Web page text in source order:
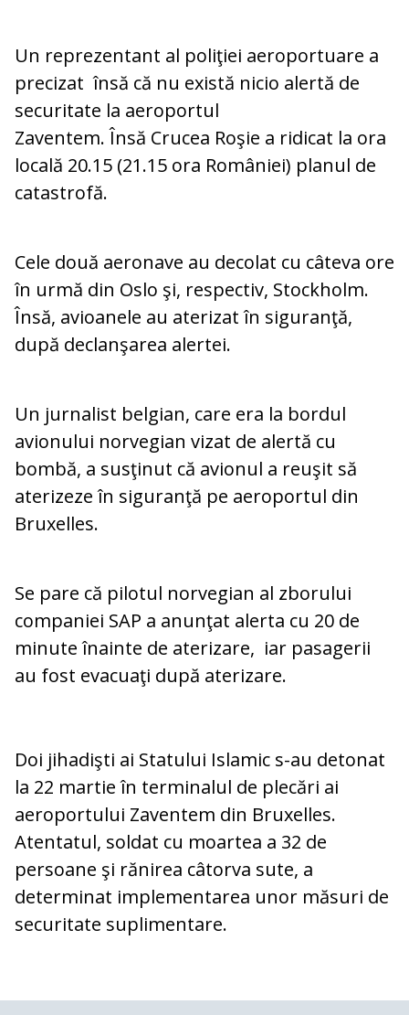
Un reprezentant al poliţiei aeroportuare a
precizat însă că nu există nicio alertă de
securitate la aeroportul
Zaventem. Însă Crucea Roşie a ridicat la ora
locală 20.15 (21.15 ora României) planul de
catastrofă.
Cele două aeronave au decolat cu câteva ore
în urmă din Oslo şi, respectiv, Stockholm.
Însă, avioanele au aterizat în siguranţă,
după declanşarea alertei.
Un jurnalist belgian, care era la bordul
avionului norvegian vizat de alertă cu
bombă, a susţinut că avionul a reuşit să
aterizeze în siguranţă pe aeroportul din
Bruxelles.
Se pare că pilotul norvegian al zborului
companiei SAP a anunţat alerta cu 20 de
minute înainte de aterizare, iar pasagerii
au fost evacuaţi după aterizare.
Doi jihadişti ai Statului Islamic s-au detonat
la 22 martie în terminalul de plecări ai
aeroportului Zaventem din Bruxelles.
Atentatul, soldat cu moartea a 32 de
persoane şi rănirea câtorva sute, a
determinat implementarea unor măsuri de
securitate suplimentare.